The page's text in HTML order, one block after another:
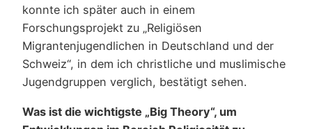
konnte ich später auch in einem
Forschungsprojekt zu „Religiösen
Migrantenjugendlichen in Deutschland und der
Schweiz“, in dem ich christliche und muslimische
Jugendgruppen verglich, bestätigt sehen.
Was ist die wichtigste „Big Theory“, um